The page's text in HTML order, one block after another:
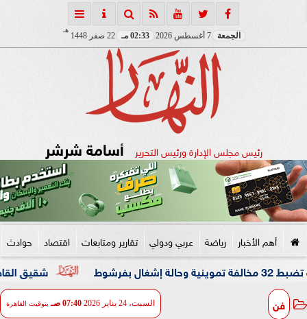
الجمعة 7 أغسطس 2026 02:33 مـ 22 صفر 1448
هـ
رئيس مجلس الإدارة ورئيس التحرير أسامة شرشر
أهم الأخبار رياضة عربي ودولي تقارير ومتابعات اقتصاد حوادث
شقيق القاضي
فن السبت، 24 يناير 2026 07:40 صـ بتوقيت القاهرة